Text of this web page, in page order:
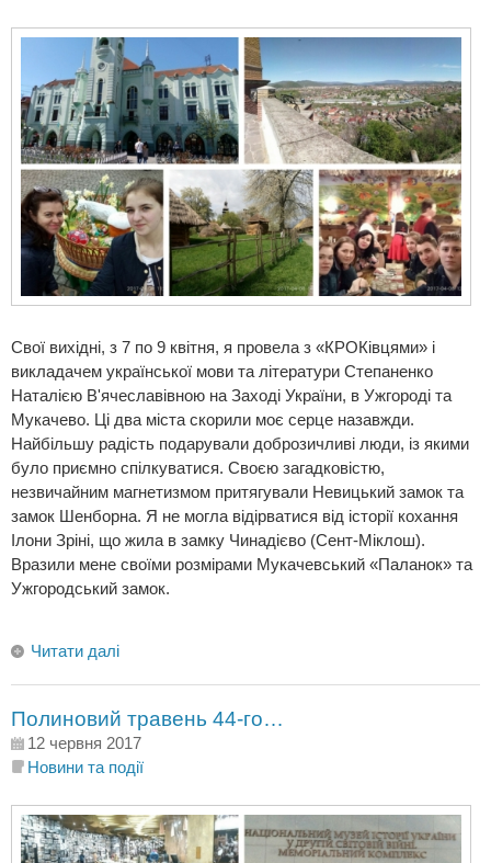
Свої вихідні, з 7 по 9 квітня, я провела з «КРОКівцями» і
викладачем української мови та літератури Cтепаненко
Наталією В'ячеславівною на Заході України, в Ужгороді та
Мукачево. Ці два міста скорили моє серце назавжди.
Найбільшу радість подарували доброзичливі люди, із якими
було приємно спілкуватися. Своєю загадковістю,
незвичайним магнетизмом притягували Невицький замок та
замок Шенборна. Я не могла відірватися від історії кохання
Ілони Зріні, що жила в замку Чинадієво (Сент-Міклош).
Вразили мене своїми розмірами Мукачевський «Паланок» та
Ужгородський замок.
Читати далі
Полиновий травень 44-го…
12 червня 2017
Новини та події